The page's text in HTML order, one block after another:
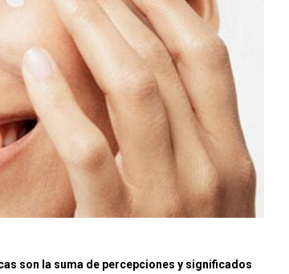
son la suma de percepciones y significados